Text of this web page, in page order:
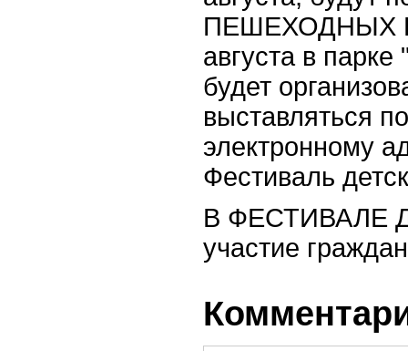
ПЕШЕХОДНЫХ
августа в
будет
выставляться
электронному
Фестиваль
В ФЕСТИВАЛЕ
участие